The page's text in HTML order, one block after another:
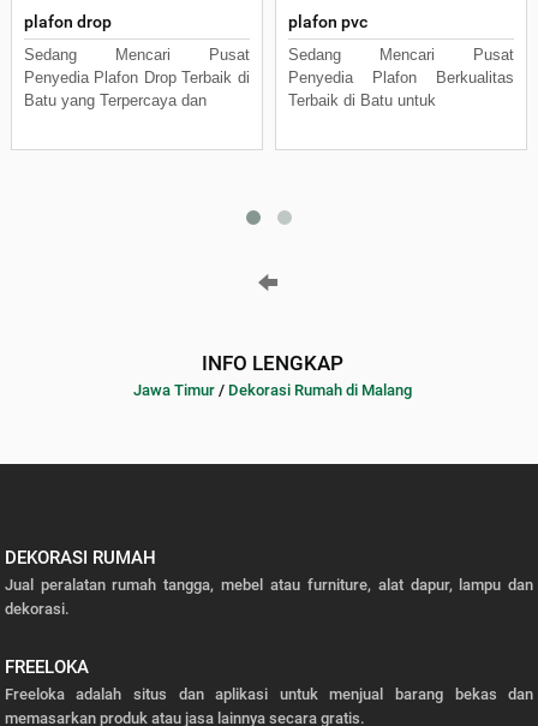
plafon drop
Sedang Mencari Pusat
Penyedia Plafon Drop Terbaik di
Batu yang Terpercaya dan
plafon pvc
Sedang Mencari Pusat
Penyedia Plafon Berkualitas
Terbaik di Batu untuk
INFO LENGKAP
Jawa Timur / Dekorasi Rumah di Malang
DEKORASI RUMAH
Jual peralatan rumah tangga, mebel atau furniture, alat dapur, lampu dan
dekorasi.
FREELOKA
Freeloka adalah situs dan aplikasi untuk menjual barang bekas dan
memasarkan produk atau jasa lainnya secara gratis.